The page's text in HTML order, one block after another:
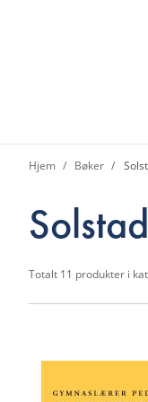
Hjem Bøker
Totalt 11 produkter i